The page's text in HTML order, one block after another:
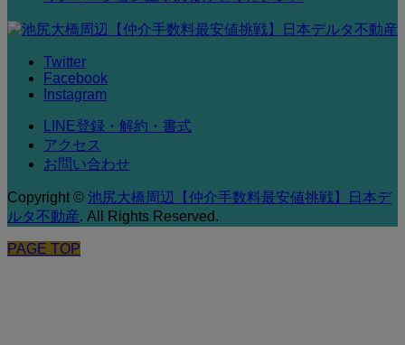
Twitter
Facebook
Instagram
LINE登録・解約・書式
アクセス
お問い合わせ
Copyright © 池尻大橋周辺【仲介手数料最安値挑戦】日本デ
ルタ不動産. All Rights Reserved.
PAGE TOP